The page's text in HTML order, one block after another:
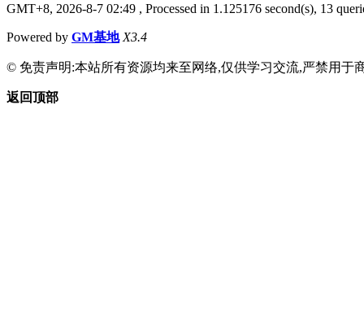
GMT+8, 2026-8-7 02:49 , Processed in 1.125176 second(s), 13
Powered by GM基地 X3.4
© 免责声明:本站所有资源均来至网络,仅供学习交流,严禁用于
返回顶部